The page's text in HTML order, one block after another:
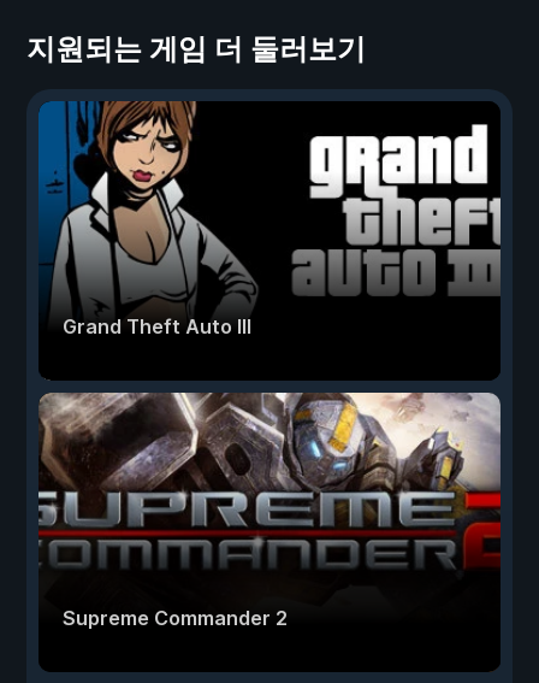
지원되는 게임 더 둘러보기
Grand Theft Auto III
Supreme Commander 2